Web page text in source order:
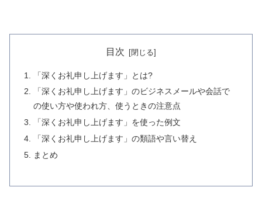
目次
「深くお礼申し上げます」とは?
「深くお礼申し上げます」のビジネスメールや会話で
の使い方や使われ方、使うときの注意点
「深くお礼申し上げます」を使った例文
「深くお礼申し上げます」の類語や言い替え
まとめ